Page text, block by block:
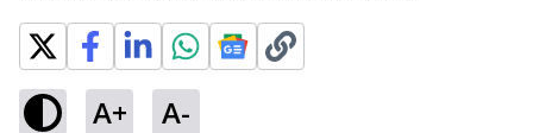
A+ A-